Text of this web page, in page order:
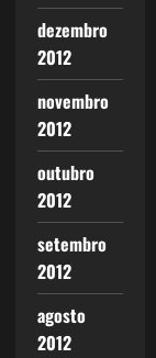
dezembro
2012
novembro
2012
outubro
2012
setembro
2012
agosto
2012